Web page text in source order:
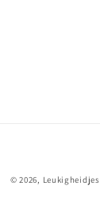
© 2026, Leukigheidjes